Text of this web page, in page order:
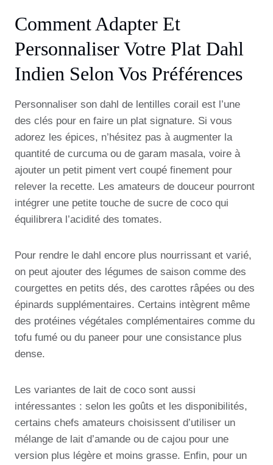
Comment Adapter Et
Personnaliser Votre Plat Dahl
Indien Selon Vos Préférences
Personnaliser son dahl de lentilles corail est l’une
des clés pour en faire un plat signature. Si vous
adorez les épices, n’hésitez pas à augmenter la
quantité de curcuma ou de garam masala, voire à
ajouter un petit piment vert coupé finement pour
relever la recette. Les amateurs de douceur pourront
intégrer une petite touche de sucre de coco qui
équilibrera l’acidité des tomates.
Pour rendre le dahl encore plus nourrissant et varié,
on peut ajouter des légumes de saison comme des
courgettes en petits dés, des carottes râpées ou des
épinards supplémentaires. Certains intègrent même
des protéines végétales complémentaires comme du
tofu fumé ou du paneer pour une consistance plus
dense.
Les variantes de lait de coco sont aussi
intéressantes : selon les goûts et les disponibilités,
certains chefs amateurs choisissent d’utiliser un
mélange de lait d’amande ou de cajou pour une
version plus légère et moins grasse. Enfin, pour un